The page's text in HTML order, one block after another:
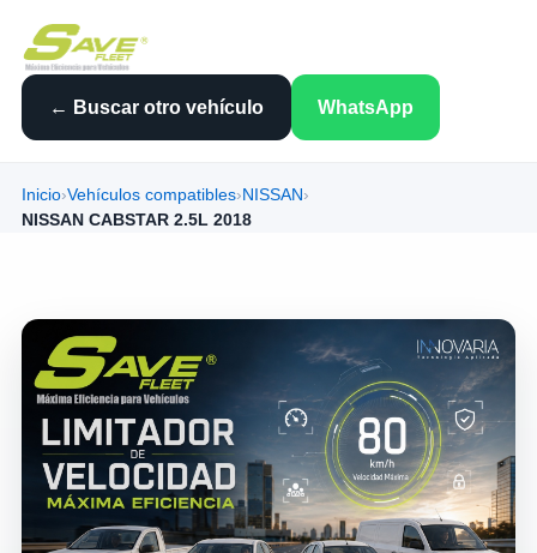
← Buscar otro vehículo WhatsApp
Inicio›Vehículos compatibles› NISSAN ›
NISSAN CABSTAR 2.5L 2018